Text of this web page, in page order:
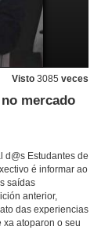
Visto 3085 veces
mercado
d@s Estudantes de
é informar ao
saídas
anterior,
das experiencias
xa atoparon o seu